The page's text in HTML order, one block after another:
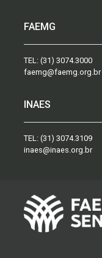
FAEMG
TEL: (31) 3074.3000
faemg@faemg.org.br
INAES
TEL: (31) 3074.3109
inaes@inaes.org.br